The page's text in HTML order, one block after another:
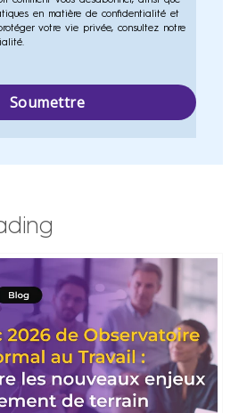
en matière de confidentialité et
votre vie privée, consultez notre